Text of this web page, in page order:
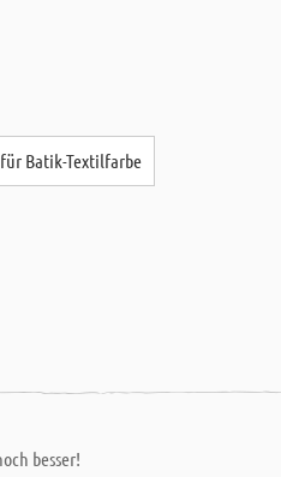
Batik-Textilfarbe
besser!